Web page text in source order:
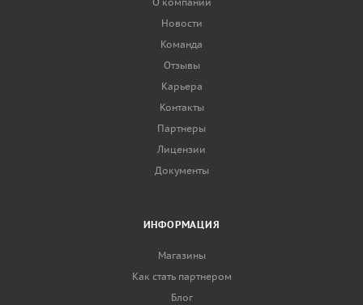
Новости
Команда
Отзывы
Карьера
Контакты
Партнеры
Лицензии
Документы
ИНФОРМАЦИЯ
Магазины
Как стать партнером
Блог